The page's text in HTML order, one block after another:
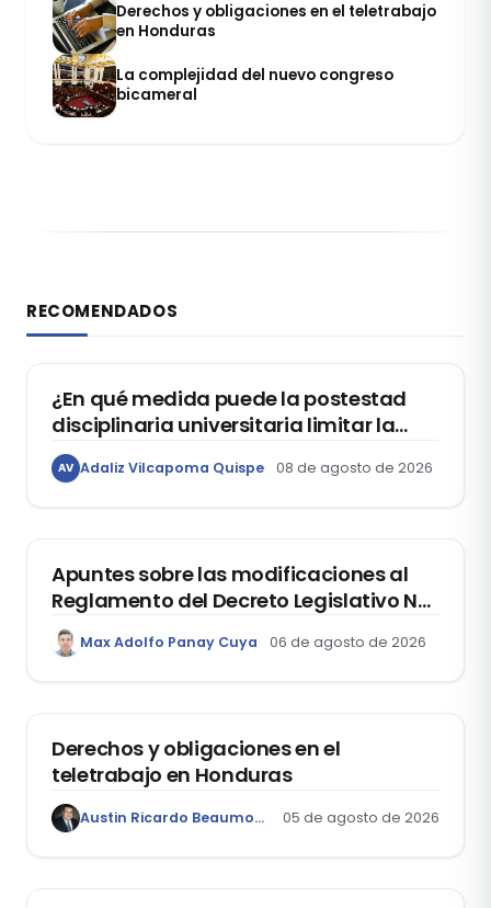
Derechos y obligaciones en el teletrabajo
en Honduras
La complejidad del nuevo congreso
bicameral
RECOMENDADOS
DERECHO CONSTITUCIONAL
¿En qué medida puede la postestad
disciplinaria universitaria limitar la
libertad de expresión de los
estudiantes?
AV Adaliz Vilcapoma Quispe 08 de agosto de 2026
Apuntes sobre las modificaciones al
Reglamento del Decreto Legislativo Nº
1400, que aprueba el Régimen de
Garantía Mobiliaria
Max Adolfo Panay Cuya 06 de agosto de 2026
Derechos y obligaciones en el
teletrabajo en Honduras
Austin Ricardo Beaumont Rivera 05 de agosto de 2026